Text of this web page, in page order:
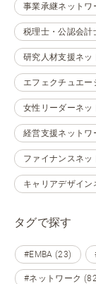
事業承継ネットワ
税理士・公認会
研究人材支援ネッ
エフェクチュエ
女性リーダーネッ
経営支援ネットワ
ファイナンスネッ
キャリアデザイ
タグで探す
#EMBA (23)
#ネットワーク